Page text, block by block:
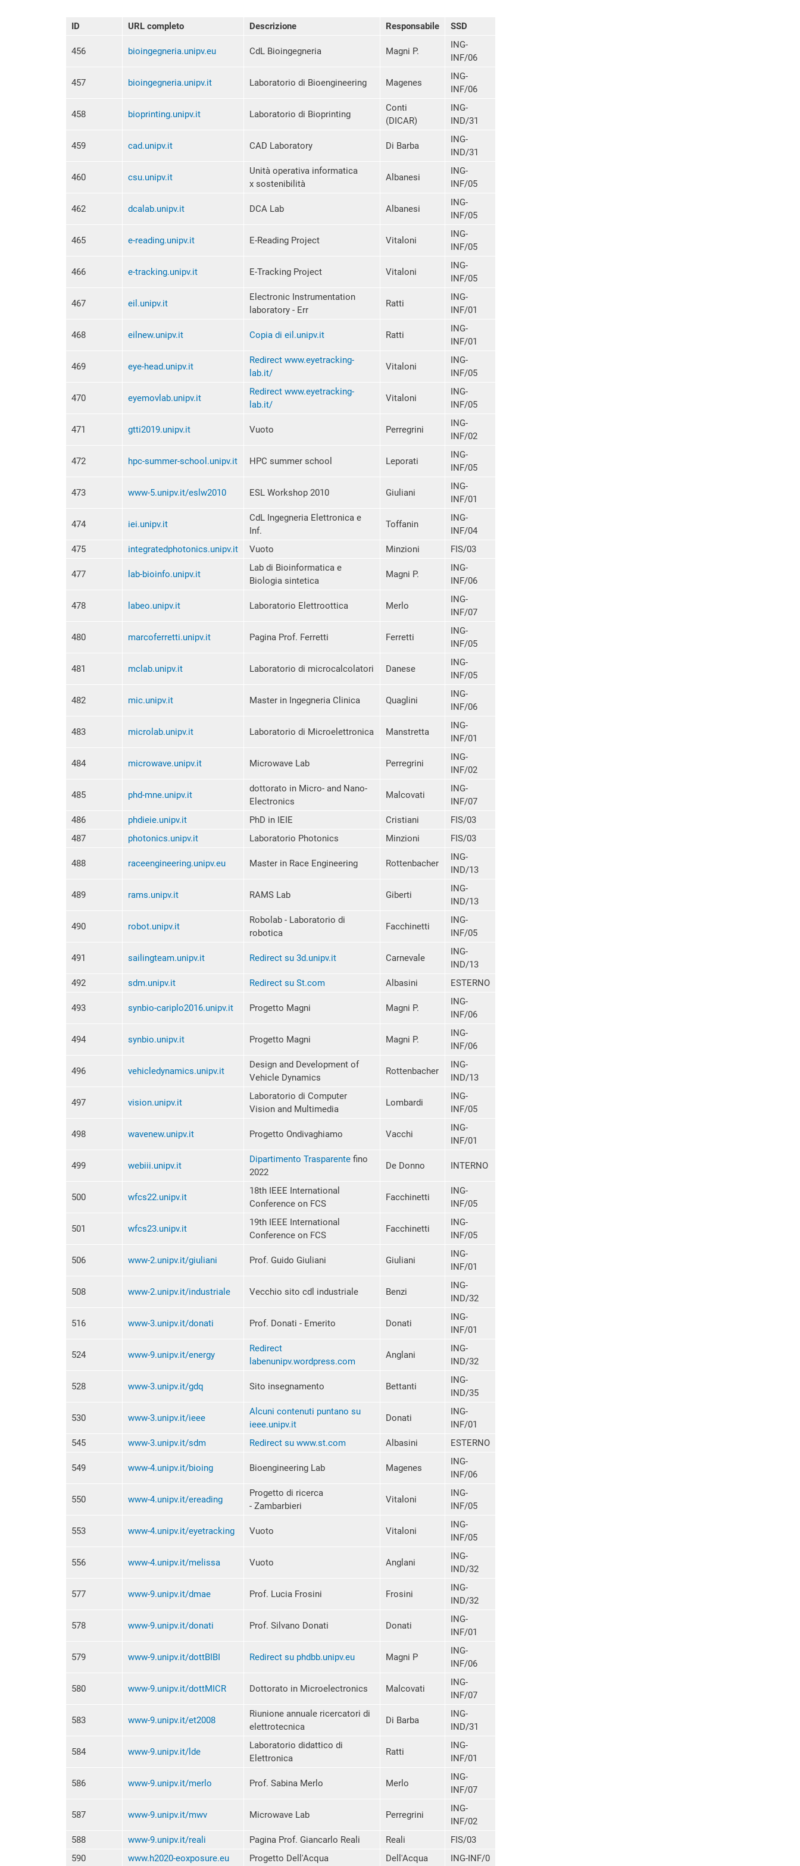
ID URL completo Descrizione Responsabile SSD
456 bioingegneria.unipv.eu CdL Bioingegneria Magni P.
ING-
INF/06
457 bioingegneria.unipv.it Laboratorio di Bioengineering Magenes
ING-
INF/06
458 bioprinting.unipv.it Laboratorio di Bioprinting
Conti
(DICAR)
ING-
IND/31
459 cad.unipv.it CAD Laboratory Di Barba
ING-
IND/31
460 csu.unipv.it
Unità operativa informatica
x sostenibilità
Albanesi
ING-
INF/05
462 dcalab.unipv.it DCA Lab Albanesi
ING-
INF/05
465 e-reading.unipv.it E-Reading Project Vitaloni
ING-
INF/05
466 e-tracking.unipv.it E-Tracking Project Vitaloni
ING-
INF/05
467 eil.unipv.it
Electronic Instrumentation
laboratory - Err
Ratti
ING-
INF/01
468 eilnew.unipv.it Copia di eil.unipv.it Ratti
ING-
INF/01
469 eye-head.unipv.it
Redirect www.eyetracking-
lab.it/
Vitaloni
ING-
INF/05
470 eyemovlab.unipv.it
Redirect www.eyetracking-
lab.it/
Vitaloni
ING-
INF/05
471 gtti2019.unipv.it Vuoto Perregrini
ING-
INF/02
472 hpc-summer-school.unipv.it HPC summer school Leporati
ING-
INF/05
473 www-5.unipv.it/eslw2010 ESL Workshop 2010 Giuliani
ING-
INF/01
474 iei.unipv.it
CdL Ingegneria Elettronica e
Inf.
Toffanin
ING-
INF/04
475
integratedphotonics.unipv.it Vuoto Minzioni FIS/03
477 lab-bioinfo.unipv.it
Lab di Bioinformatica e
Biologia sintetica
Magni P.
ING-
INF/06
478 labeo.unipv.it Laboratorio Elettroottica Merlo
ING-
INF/07
480 marcoferretti.unipv.it Pagina Prof. Ferretti Ferretti
ING-
INF/05
481 mclab.unipv.it Laboratorio di microcalcolatori Danese
ING-
INF/05
482 mic.unipv.it Master in Ingegneria Clinica Quaglini
ING-
INF/06
483 microlab.unipv.it Laboratorio di Microelettronica Manstretta
ING-
INF/01
484 microwave.unipv.it Microwave Lab Perregrini
ING-
INF/02
485 phd-mne.unipv.it
dottorato in Micro- and Nano-
Electronics
Malcovati
ING-
INF/07
486
phdieie.unipv.it PhD in IEIE Cristiani
FIS/03
487
photonics.unipv.it Laboratorio Photonics Minzioni FIS/03
488 raceengineering.unipv.eu Master in Race Engineering Rottenbacher
ING-
IND/13
489 rams.unipv.it RAMS Lab Giberti
ING-
IND/13
490 robot.unipv.it
Robolab - Laboratorio di
robotica
Facchinetti
ING-
INF/05
491 sailingteam.unipv.it Redirect su 3d.unipv.it Carnevale
ING-
IND/13
492
sdm.unipv.it Redirect su St.com Albasini ESTERNO
493 synbio-cariplo2016.unipv.it Progetto Magni Magni P.
ING-
INF/06
494 synbio.unipv.it Progetto Magni Magni P.
ING-
INF/06
496 vehicledynamics.unipv.it
Design and Development of
Vehicle Dynamics
Rottenbacher
ING-
IND/13
497 vision.unipv.it
Laboratorio di Computer
Vision and Multimedia
Lombardi
ING-
INF/05
498 wavenew.unipv.it Progetto Ondivaghiamo Vacchi
ING-
INF/01
499 webiii.unipv.it
Dipartimento Trasparentefino
2022
De Donno INTERNO
500 wfcs22.unipv.it
18th IEEE International
Conference on FCS
Facchinetti
ING-
INF/05
501 wfcs23.unipv.it
19th IEEE International
Conference on FCS
Facchinetti
ING-
INF/05
506 www-2.unipv.it/giuliani Prof. Guido Giuliani Giuliani
ING-
INF/01
508 www-2.unipv.it/industriale Vecchio sito cdl industriale Benzi
ING-
IND/32
516 www-3.unipv.it/donati Prof. Donati - Emerito Donati
ING-
INF/01
524 www-9.unipv.it/energy
Redirect
labenunipv.wordpress.com
Anglani
ING-
IND/32
528 www-3.unipv.it/gdq Sito insegnamento Bettanti
ING-
IND/35
530 www-3.unipv.it/ieee
Alcuni contenuti puntano su
ieee.unipv.it
Donati
ING-
INF/01
545
www-3.unipv.it/sdm Redirect su www.st.com Albasini ESTERNO
549 www-4.unipv.it/bioing Bioengineering Lab Magenes
ING-
INF/06
550 www-4.unipv.it/ereading
Progetto di ricerca
- Zambarbieri
Vitaloni
ING-
INF/05
553 www-4.unipv.it/eyetracking Vuoto Vitaloni
ING-
INF/05
556 www-4.unipv.it/melissa Vuoto Anglani
ING-
IND/32
577 www-9.unipv.it/dmae Prof. Lucia Frosini Frosini
ING-
IND/32
578 www-9.unipv.it/donati Prof. Silvano Donati Donati
ING-
INF/01
579 www-9.unipv.it/dottBIBI Redirect su phdbb.unipv.eu Magni P
ING-
INF/06
580 www-9.unipv.it/dottMICR Dottorato in Microelectronics Malcovati
ING-
INF/07
583 www-9.unipv.it/et2008
Riunione annuale ricercatori di
elettrotecnica
Di Barba
ING-
IND/31
584 www-9.unipv.it/lde
Laboratorio didattico di
Elettronica
Ratti
ING-
INF/01
586 www-9.unipv.it/merlo Prof. Sabina Merlo Merlo
ING-
INF/07
587 www-9.unipv.it/mwv Microwave Lab Perregrini
ING-
INF/02
588
www-9.unipv.it/reali Pagina Prof. Giancarlo Reali Reali
FIS/03
590
www.h2020-eoxposure.eu Progetto Dell'Acqua Dell'Acqua ING-INF/0